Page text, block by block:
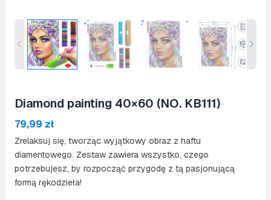
Diamond painting 40×60 (NO. KB111)
79,99 zł
Zrelaksuj się, tworząc wyjątkowy obraz z haftu
diamentowego. Zestaw zawiera wszystko, czego
potrzebujesz, by rozpocząć przygodę z tą pasjonującą
formą rękodzieła!